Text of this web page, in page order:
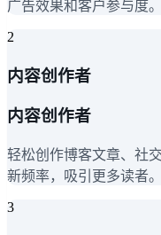
广告效果和客户参与度。
2
内容创作者
内容创作者
轻松创作博客文章、社
新频率，吸引更多读者。
3